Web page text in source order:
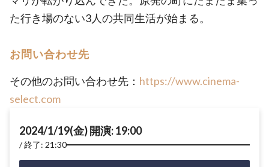
た行き場のない3人の共同生活が始まる。
お問い合わせ先
その他のお問い合わせ先： https://www.cinema-
select.com
2024/1/19(金) 開演: 19:00
終了: 21:30